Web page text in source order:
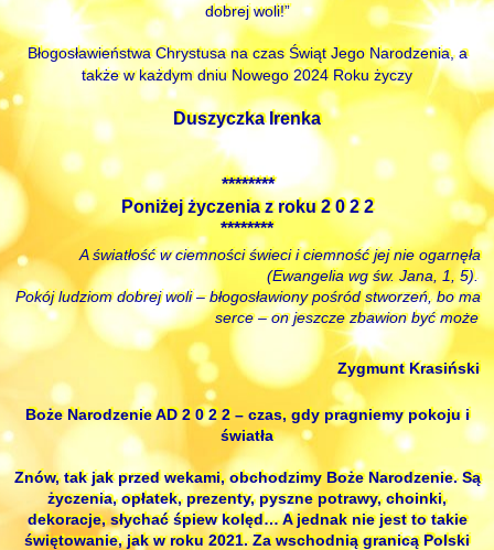
dobrej woli!”
Błogosławieństwa Chrystusa na czas Świąt Jego Narodzenia, a
także w każdym dniu Nowego 2024 Roku życzy
Duszyczka Irenka
********
Poniżej życzenia z roku 2 0 2 2
********
A światłość w ciemności świeci i ciemność jej nie ogarnęła
(Ewangelia wg św. Jana, 1, 5).
Pokój ludziom dobrej woli – błogosławiony pośród stworzeń, bo ma
serce – on jeszcze zbawion być może
Zygmunt Krasiński
Boże Narodzenie AD 2 0 2 2 – czas, gdy pragniemy pokoju i
światła
Znów, tak jak przed wekami, obchodzimy Boże Narodzenie. Są
życzenia, opłatek, prezenty, pyszne potrawy, choinki,
dekoracje, słychać śpiew kolęd… A jednak nie jest to takie
świętowanie, jak w roku 2021. Za wschodnią granicą Polski